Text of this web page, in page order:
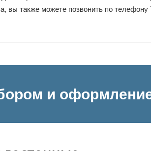
вы также можете позвонить по
и